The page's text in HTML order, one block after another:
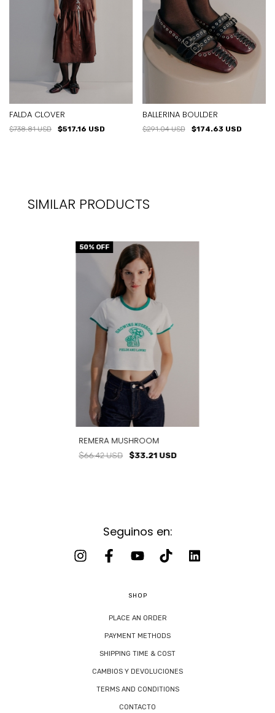
SIMILAR PRODUCTS
50% OFF
REMERA MUSHROOM
$66.42 USD $33.21 USD
FALDA CLOVER
$738.81 USD $517.16 USD
BALLERINA BOULDER
$291.04 USD $174.63 USD
Seguinos en:
SHOP
PLACE AN ORDER
PAYMENT METHODS
SHIPPING TIME & COST
CAMBIOS Y DEVOLUCIONES
TERMS AND CONDITIONS
CONTACTO